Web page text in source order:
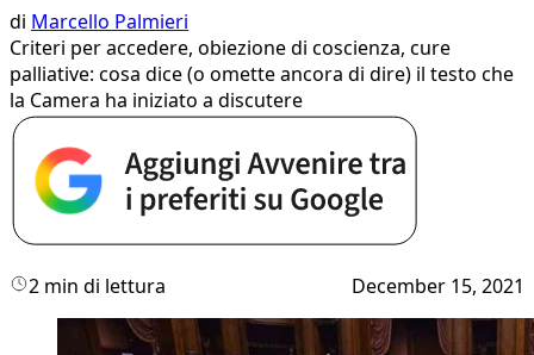
di Marcello Palmieri
Criteri per accedere, obiezione di coscienza, cure
palliative: cosa dice (o omette ancora di dire) il testo che
la Camera ha iniziato a discutere
2 min di lettura December 15, 2021